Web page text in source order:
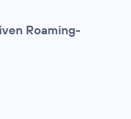
Roaming-